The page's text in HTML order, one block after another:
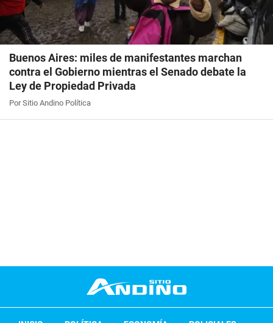
Buenos Aires: miles de manifestantes marchan
contra el Gobierno mientras el Senado debate la
Ley de Propiedad Privada
Por Sitio Andino Política